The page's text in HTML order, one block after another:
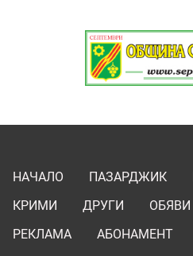
НАЧАЛО ПАЗАРДЖИК
КРИМИ
ДРУГИ ОБЯВИ
РЕКЛАМА
АБОНАМЕНТ